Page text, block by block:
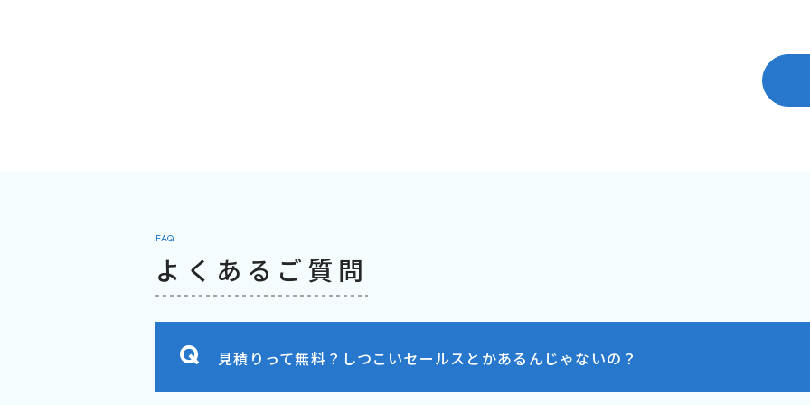
FAQ
よくあるご質問
見積りって無料？しつこいセールスとかあるんじゃないの？